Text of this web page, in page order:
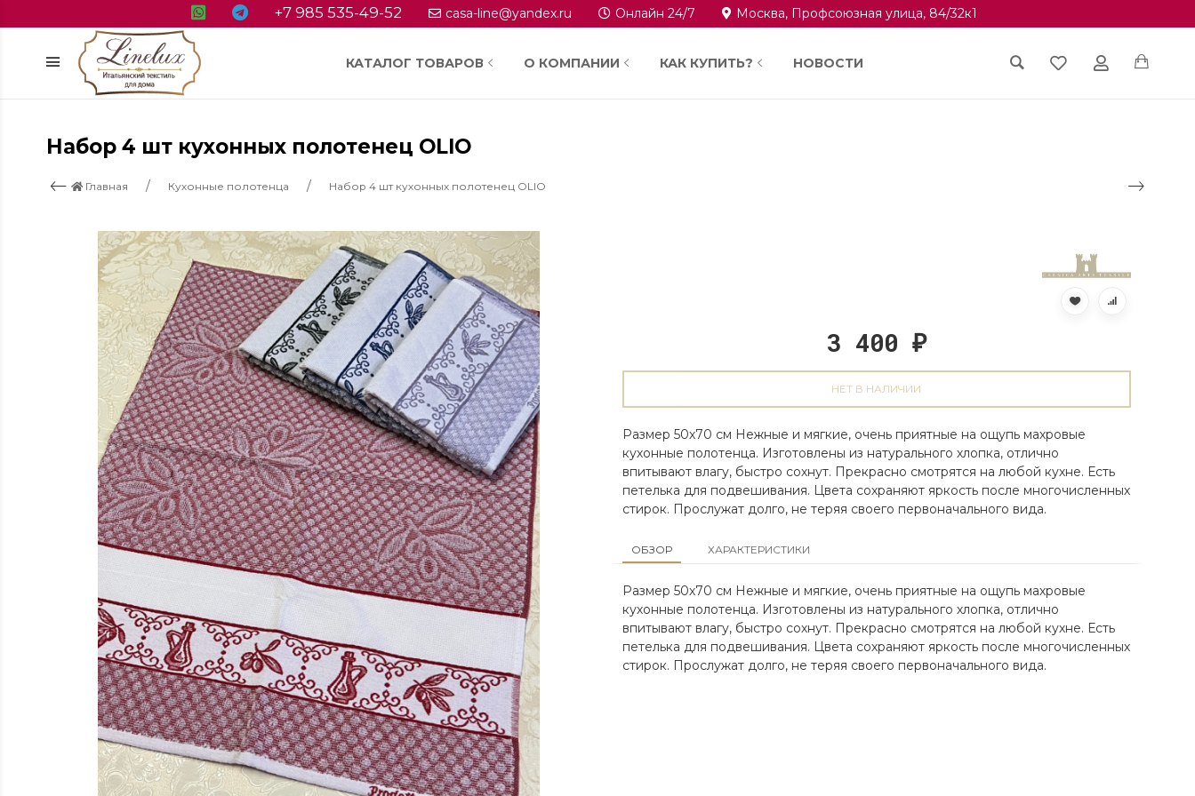
+7 985 535-49-52 casa-line@yandex.ru Онлайн 24/7 Москва, Профсоюзная улица, 84/32к1
КАТАЛОГ ТОВАРОВ О КОМПАНИИ КАК КУПИТЬ? НОВОСТИ
Набор 4 шт кухонных полотенец OLIO
Главная Кухонные полотенца Набор 4 шт кухонных полотенец OLIO
3 400₽
НЕТ В НАЛИЧИИ
Размер 50х70 см Нежные и мягкие, очень приятные на ощупь махровые
кухонные полотенца. Изготовлены из натурального хлопка, отлично
впитывают влагу, быстро сохнут. Прекрасно смотрятся на любой кухне. Есть
петелька для подвешивания. Цвета сохраняют яркость после многочисленных
стирок. Прослужат долго, не теряя своего первоначального вида.
ОБЗОР ХАРАКТЕРИСТИКИ
Размер 50х70 см Нежные и мягкие, очень приятные на ощупь махровые
кухонные полотенца. Изготовлены из натурального хлопка, отлично
впитывают влагу, быстро сохнут. Прекрасно смотрятся на любой кухне. Есть
петелька для подвешивания. Цвета сохраняют яркость после многочисленных
стирок. Прослужат долго, не теряя своего первоначального вида.